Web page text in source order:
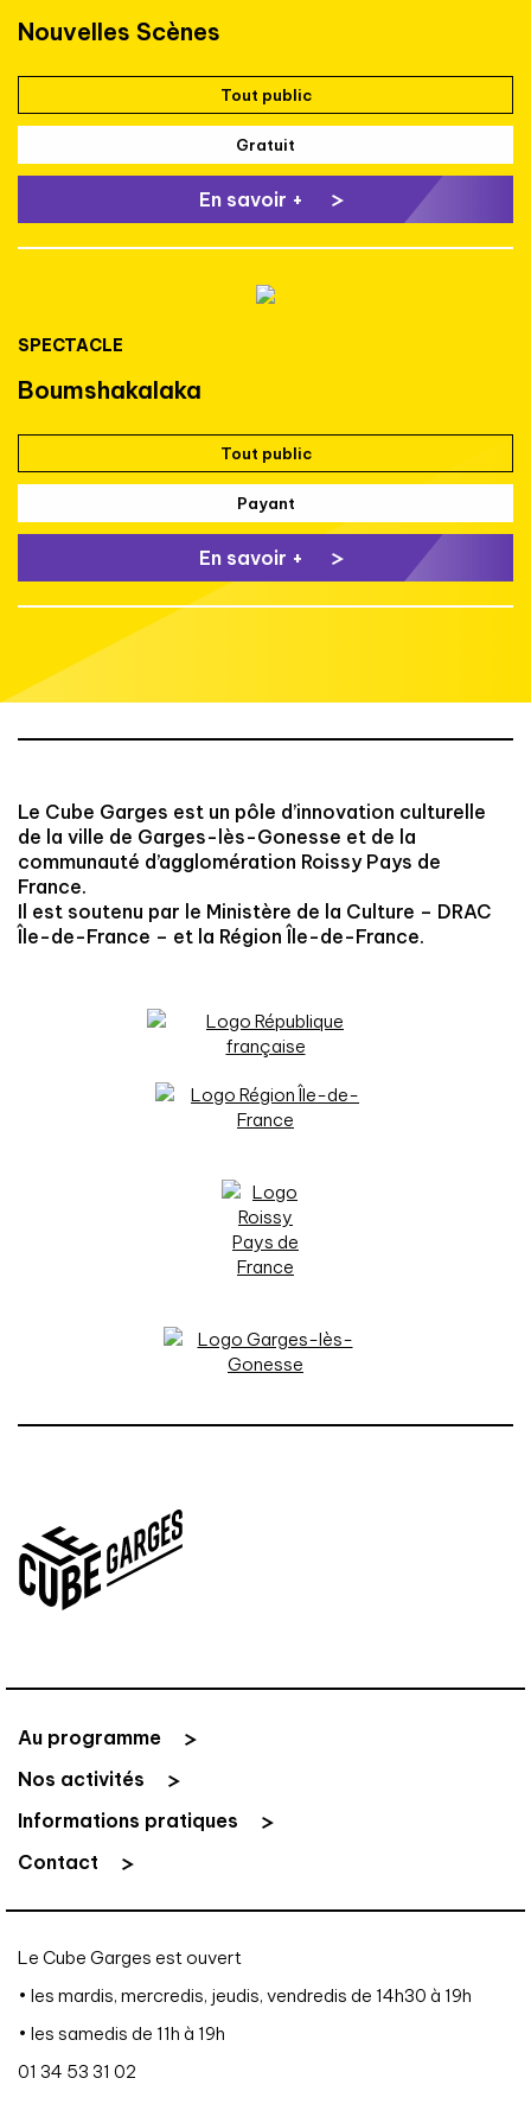
Nouvelles Scènes
Tout public
Gratuit
En savoir +
SPECTACLE
Boumshakalaka
Tout public
Payant
En savoir +
Le Cube Garges est un pôle d’innovation culturelle
de la ville de Garges-lès-Gonesse et de la
communauté d’agglomération Roissy Pays de
France.
Il est soutenu par le Ministère de la Culture – DRAC
Île-de-France – et la Région Île-de-France.
Au programme
Nos activités
Informations pratiques
Contact
Le Cube Garges est ouvert
• les mardis, mercredis, jeudis, vendredis de 14h30 à 19h
• les samedis de 11h à 19h
01 34 53 31 02